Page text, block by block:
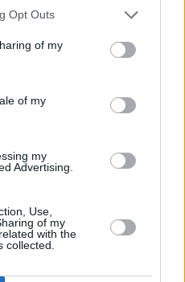
en cuenta que algún
tiene el derecho de
preferencias se aplicarán
nuevo en este sitio web o
Opt Outs
of my
of my
my
Advertising.
Use,
of my
with the
collected.